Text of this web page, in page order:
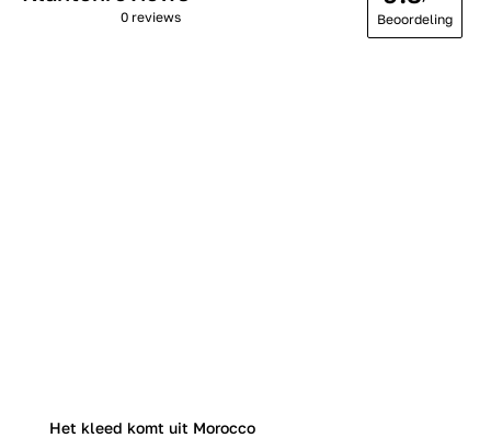
Het kleed komt uit Morocco
0 reviews Beoordeling